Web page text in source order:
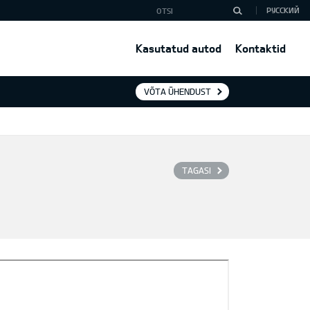
Kasutatud autod Kontaktid
РУССКИЙ
VÕTA ÜHENDUST
TAGASI